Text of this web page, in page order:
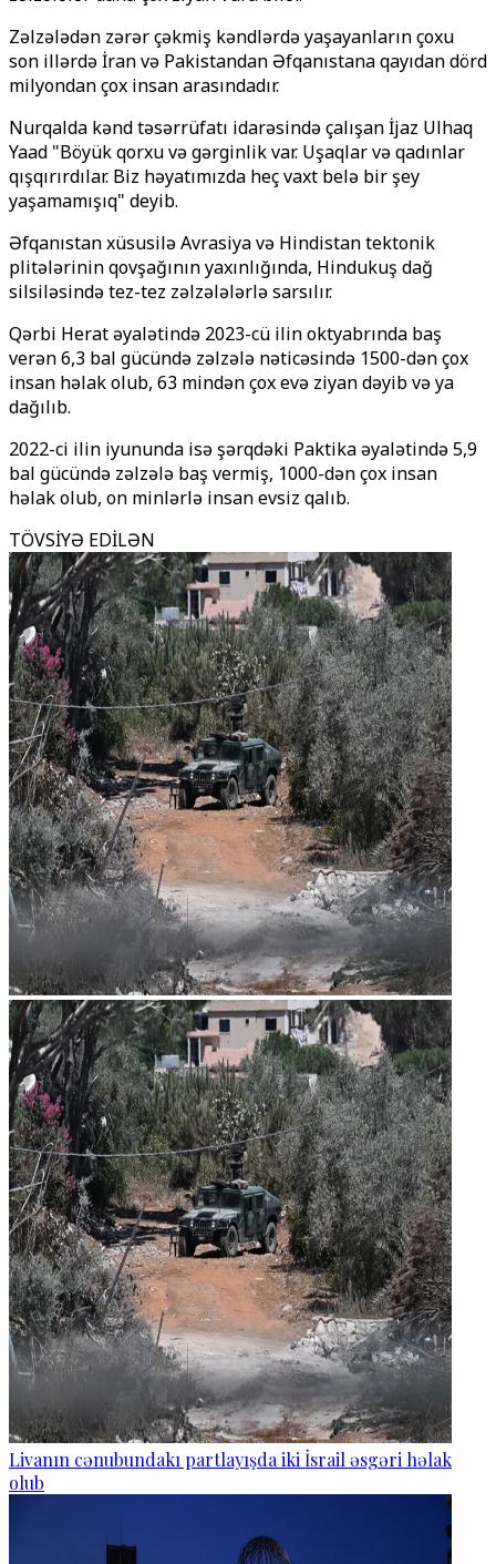
Zəlzələdən zərər çəkmiş kəndlərdə yaşayanların çoxu
son illərdə İran və Pakistandan Əfqanıstana qayıdan dörd
milyondan çox insan arasındadır.
Nurqalda kənd təsərrüfatı idarəsində çalışan İjaz Ulhaq
Yaad "Böyük qorxu və gərginlik var. Uşaqlar və qadınlar
qışqırırdılar. Biz həyatımızda heç vaxt belə bir şey
yaşamamışıq" deyib.
Əfqanıstan xüsusilə Avrasiya və Hindistan tektonik
plitələrinin qovşağının yaxınlığında, Hindukuş dağ
silsiləsində tez-tez zəlzələlərlə sarsılır.
Qərbi Herat əyalətində 2023-cü ilin oktyabrında baş
verən 6,3 bal gücündə zəlzələ nəticəsində 1500-dən çox
insan həlak olub, 63 mindən çox evə ziyan dəyib və ya
dağılıb.
2022-ci ilin iyununda isə şərqdəki Paktika əyalətində 5,9
bal gücündə zəlzələ baş vermiş, 1000-dən çox insan
həlak olub, on minlərlə insan evsiz qalıb.
TÖVSİYƏ EDİLƏN
Livanın cənubundakı partlayışda iki İsrail əsgəri həlak
olub